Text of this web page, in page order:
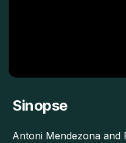
Sinopse
Antoni Mendezona and